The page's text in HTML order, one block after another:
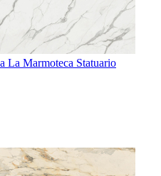
La Marmoteca Statuario